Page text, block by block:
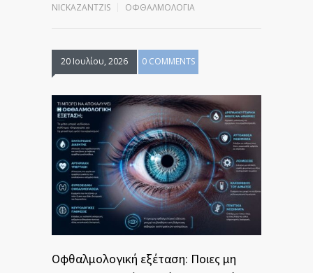
NICKAZANTZIS ΟΦΘΑΛΜΟΛΟΓΊΑ
20 Ιουλίου, 2026 0 COMMENTS
Οφθαλμολογική εξέταση: Ποιες μη